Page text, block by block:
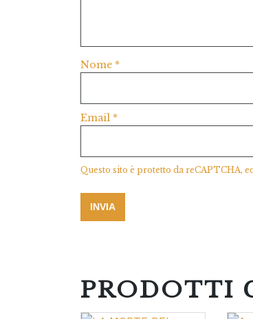
Nome *
Email *
Questo sito è protetto da reCAPTCHA,
PRODOTTI